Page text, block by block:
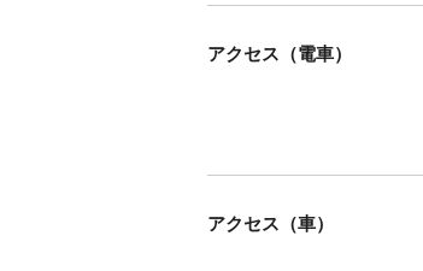
アクセス（電車）
アクセス（車）